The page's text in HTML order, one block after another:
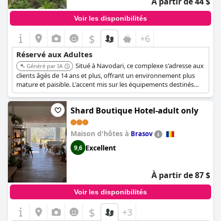
mémorable au cœur de Constanta.
Voir les disponibilités
$ +6
Réservé aux Adultes
Généré par IA
Situé à Navodari, ce complexe s'adresse aux
clients âgés de 14 ans et plus, offrant un environnement plus
mature et paisible. L'accent mis sur les équipements destinés
aux adultes garantit un séjour relaxant et agréable.
Shard Boutique Hotel-adult only
Maison d'hôtes à Brasov
9,6 Excellent
À partir de 87 $
Voir les disponibilités
$ +3